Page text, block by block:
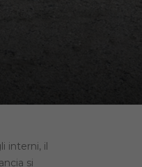
interni, il
si